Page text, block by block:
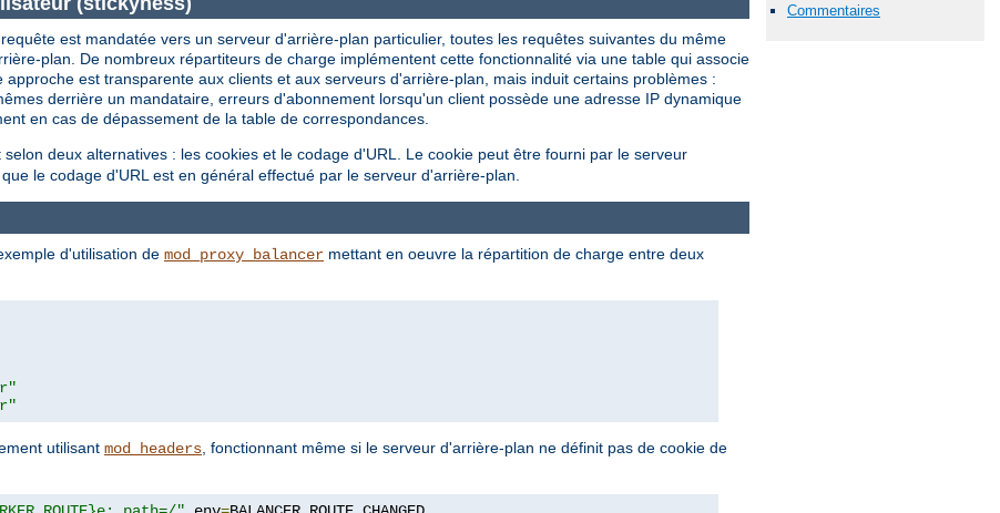
Commentaires
est mandatée vers un serveur d'arrière-plan particulier, toutes les requêtes suivantes du même
plan. De nombreux répartiteurs de charge implémentent cette fonctionnalité via une table qui associe
est transparente aux clients et aux serveurs d'arrière-plan, mais induit certains problèmes :
derrière un mandataire, erreurs d'abonnement lorsqu'un client possède une adresse IP dynamique
en cas de dépassement de la table de correspondances.
deux alternatives : les cookies et le codage d'URL. Le cookie peut être fourni par le serveur
le codage d'URL est en général effectué par le serveur d'arrière-plan.
d'utilisation de mod_proxy_balancer mettant en oeuvre la répartition de charge entre deux
utilisant mod_headers , fonctionnant même si le serveur d'arrière-plan ne définit pas de cookie de